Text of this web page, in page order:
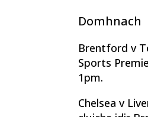
Domhnach
Brentford v
Sports
1pm.
Chelsea v